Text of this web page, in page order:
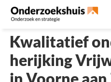
Kwalitatief
herijking